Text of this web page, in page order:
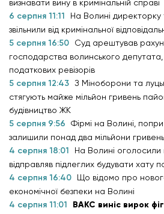
визнавати вину в кримінальній справі
6 серпня 11:11
На Волині директорку
звільнили від кримінальної
5 серпня 16:50
Суд арештував
господарства волинського депутата,
податкових ревізорів
5 серпня 12:43 З Міноборони та
стягують майже мільйон гривень
будівництво ЖК
5 серпня 9:56
Фірмі на Волині,
залишили понад два мільйони гривень
4 серпня 18:01
На Волині оголосили
відправляв підлеглих будувати хату
4 серпня 16:40
Що відомо про
економічної безпеки на Волині
4 серпня 11:01
ВАКС виніс вирок